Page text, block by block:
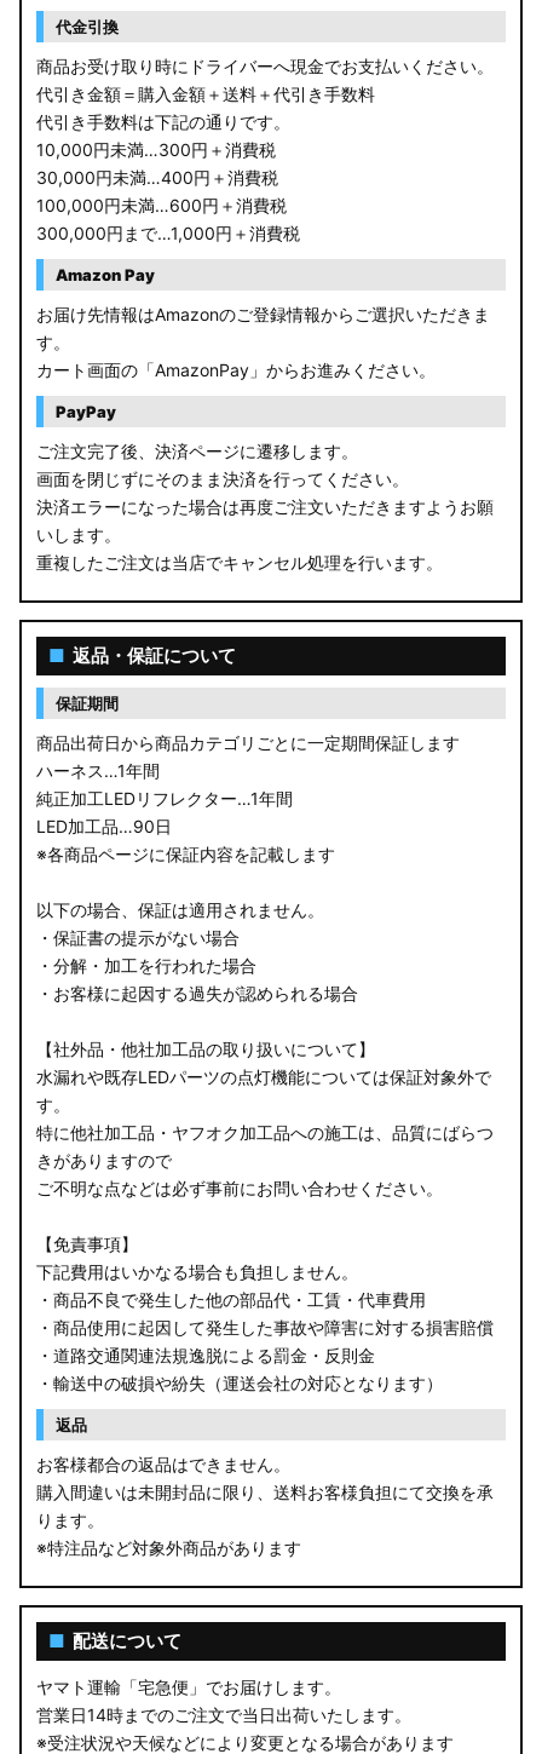
RP6/7 ステップワゴン
RP1/2 RP3/4 ステップワゴン/スパーダ
RK5/6 ステップワゴンスパーダ
RC1/2 オデッセイ
GB5〜8 フリード
GR フィット
GP5/6 GK3〜6 フィット
MK53S スペーシアカスタム
MA37S/MA27S ソリオ / ソリオ バンディット
MA26S/MA36S ソリオ
ZC33S スイフトスポーツ
LA650S タントカスタム
LA600S タントカスタム
LA150S ムーヴカスタム
LA700S ウェイク
GN0W アウトランダー
GK1W/GK9W エクリプスクロス
CV1W デリカD:5
B34A/B35A/B37A/B38A デリカミニ
B34W/B35W/B37W/B38W ekクロススペース
B34W/B35W/B37W/B38W ekクロス
KG CX-8
GU クロストレック
GU インプレッサ
VN5 VNH レヴォーグ / レイバック
ZD8 BRZ
ZC6 BRZ
URJ201 LX570
AGL10W RX450h
USF/UVF4# LS600h
JF5/6 N-BOX カスタム
代金引換
商品お受け取り時にドライバーへ現金でお支払いください。
代引き金額＝購入金額＋送料＋代引き手数料
代引き手数料は下記の通りです。
10,000円未満…300円＋消費税
30,000円未満…400円＋消費税
100,000円未満…600円＋消費税
300,000円まで…1,000円＋消費税
Amazon Pay
お届け先情報はAmazonのご登録情報からご選択いただきま
す。
カート画面の「AmazonPay」からお進みください。
PayPay
ご注文完了後、決済ページに遷移します。
画面を閉じずにそのまま決済を行ってください。
決済エラーになった場合は再度ご注文いただきますようお願
いします。
重複したご注文は当店でキャンセル処理を行います。
■ 返品・保証について
保証期間
商品出荷日から商品カテゴリごとに一定期間保証します
ハーネス…1年間
純正加工LEDリフレクター…1年間
LED加工品…90日
※各商品ページに保証内容を記載します
以下の場合、保証は適用されません。
・保証書の提示がない場合
・分解・加工を行われた場合
・お客様に起因する過失が認められる場合
【社外品・他社加工品の取り扱いについて】
水漏れや既存LEDパーツの点灯機能については保証対象外で
す。
特に他社加工品・ヤフオク加工品への施工は、品質にばらつ
きがありますので
ご不明な点などは必ず事前にお問い合わせください。
【免責事項】
下記費用はいかなる場合も負担しません。
・商品不良で発生した他の部品代・工賃・代車費用
・商品使用に起因して発生した事故や障害に対する損害賠償
・道路交通関連法規逸脱による罰金・反則金
・輸送中の破損や紛失（運送会社の対応となります）
返品
お客様都合の返品はできません。
購入間違いは未開封品に限り、送料お客様負担にて交換を承
ります。
※特注品など対象外商品があります
■ 配送について
ヤマト運輸「宅急便」でお届けします。
営業日14時までのご注文で当日出荷いたします。
※受注状況や天候などにより変更となる場合があります